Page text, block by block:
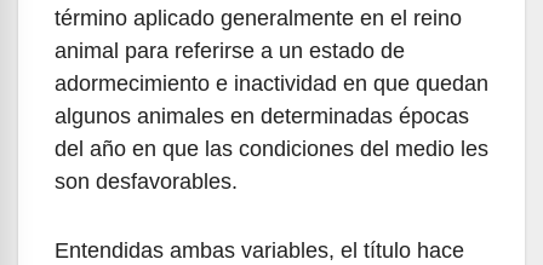
término aplicado generalmente en el reino
animal para referirse a un estado de
adormecimiento e inactividad en que quedan
algunos animales en determinadas épocas
del año en que las condiciones del medio les
son desfavorables.
Entendidas ambas variables, el título hace